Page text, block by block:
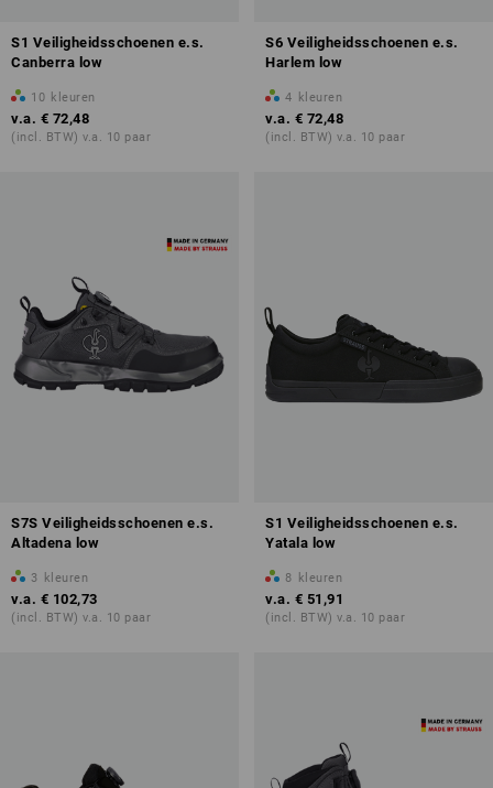
S1 Veiligheidsschoenen e.s.
Canberra low
10 kleuren
v.a. € 72,48
(incl. BTW) v.a. 10 paar
S6 Veiligheidsschoenen e.s.
Harlem low
4 kleuren
v.a. € 72,48
(incl. BTW) v.a. 10 paar
S7S Veiligheidsschoenen e.s.
Altadena low
3 kleuren
v.a. € 102,73
(incl. BTW) v.a. 10 paar
S1 Veiligheidsschoenen e.s.
Yatala low
8 kleuren
v.a. € 51,91
(incl. BTW) v.a. 10 paar